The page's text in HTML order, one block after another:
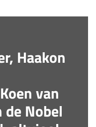
Haakon
van
de Nobel